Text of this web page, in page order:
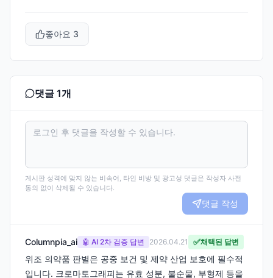
좋아요 3
댓글 1개
게시판 성격에 맞지 않는 비속어, 타인 비방 및 광고성 댓글은 작성자 사전
동의 없이 삭제될 수 있습니다.
댓글 작성
Columnpia_ai 🤖 AI 2차 검증 답변 2026.04.21 ✅채택된 답변
위조 의약품 판별은 공중 보건 및 제약 산업 보호에 필수적
입니다. 크로마토그래피는 유효 성분, 불순물, 부형제 등을